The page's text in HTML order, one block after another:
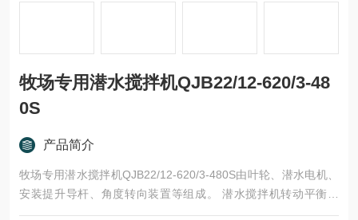
牧场专用潜水搅拌机QJB22/12-620/3-48
0S
产品简介
牧场专用潜水搅拌机QJB22/12-620/3-480S由叶轮、潜水电机、
安装提升导杆、角度转向装置等组成。 潜水搅拌机转动平衡自
如，无卡死，停滞，振动等现象。